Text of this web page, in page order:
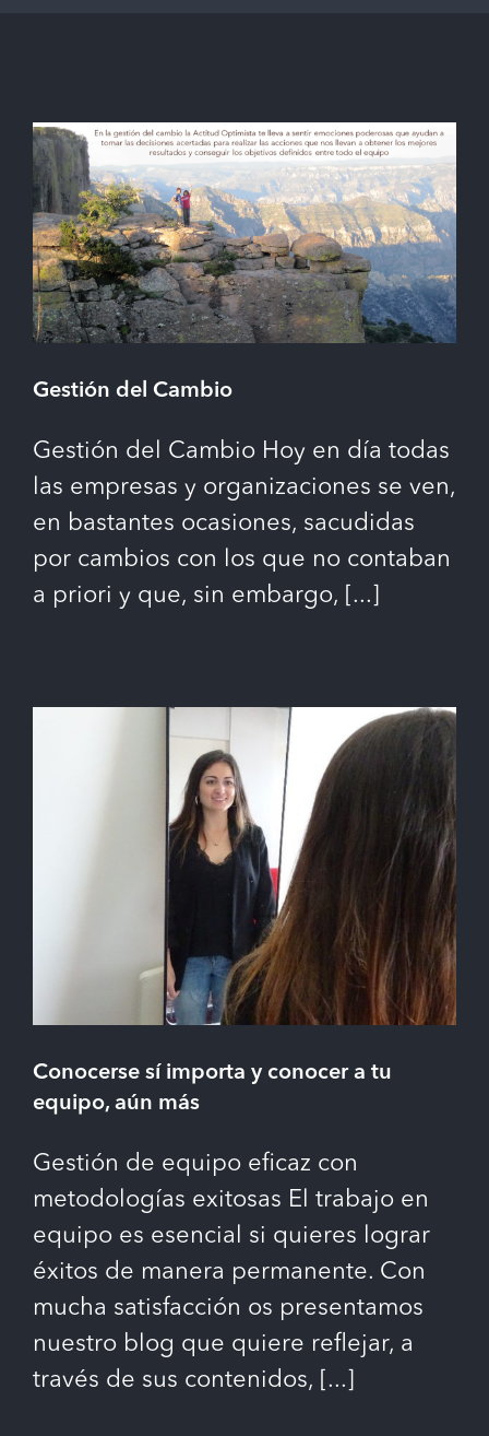
Gestión del Cambio
Gestión del Cambio Hoy en día todas
las empresas y organizaciones se ven,
en bastantes ocasiones, sacudidas
por cambios con los que no contaban
a priori y que, sin embargo,
[...]
Conocerse sí importa y conocer a tu
equipo, aún más
Gestión de equipo eficaz con
metodologías exitosas El trabajo en
equipo es esencial si quieres lograr
éxitos de manera permanente. Con
mucha satisfacción os presentamos
nuestro blog que quiere reflejar, a
través de sus contenidos,
[...]